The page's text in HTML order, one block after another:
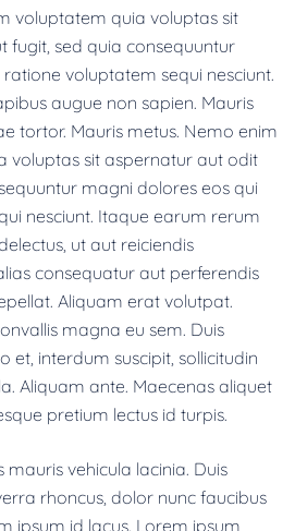
voluptatem quia voluptas sit
fugit, sed quia consequuntur
voluptatem sequi nesciunt.
augue non sapien. Mauris
tortor. Mauris metus. Nemo enim
voluptas sit aspernatur aut odit
magni dolores eos qui
nesciunt. Itaque earum rerum
ut aut reiciendis
consequatur aut perferendis
Aliquam erat volutpat.
magna eu sem. Duis
et, interdum suscipit, sollicitudin
Aliquam ante. Maecenas aliquet
pretium lectus id turpis.
mauris vehicula lacinia. Duis
rhoncus, dolor nunc faucibus
ipsum id lacus. Lorem ipsum